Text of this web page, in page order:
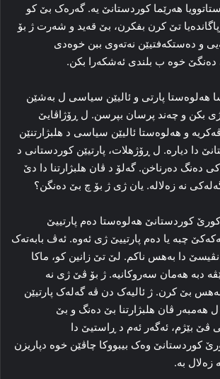
ستاتوویا هه‌رێما کوردستانێ یه‌. گه‌ره‌ک بێ کو
تێ کرن بفکرن، بێ قه‌ید و شه‌رت ژ بۆ
و ده‌ستکه‌فتیێن نه‌ته‌وی ببن خوه‌دی
خوه‌ ب بلندی ئه‌شکه‌را بکن.
هه‌لوه‌ستا پارتی و ئالیێن سیاسی ل به‌شێن
بکن و چه‌ند پرسان بپرسن. ل ڕۆژاڤایێ
و هه‌لوه‌ستا ئالیێن سیاسی د هلبژارتنێن
دا دیارە. ل ڕۆژهلات، پارتیێن کوردستانی د
ده‌نگ ده‌رناخن. گه‌لۆ د ڤان هلبژارتنا دا دێ
نه‌ زه‌لاله‌. یان ژی ژ بۆ چ بێ ده‌نگن؟
کوردستانێ هه‌لوه‌ستا ده‌م پارتییێ
چبه‌ یا ده‌م پارتییێ ژی ئه‌وه‌. ئه‌ڤ بابه‌ته‌ک
دا به‌هس ناکم. لێ تێ زانین کو، ماکا
دبه‌ هه‌مان سه‌روکانیه‌. ژ بۆ ڤێ ژی نه‌
بێ کرن. ژ ئالیه‌ک دن ڤه‌ گه‌له‌ک پارتیێن
هەمبه‌ر ڤان هلبژارتنا بێ ده‌نگ و بێ
بێژم، ئه‌گه‌ر ئه‌م د ڕاستیێ دا
کوردستانێ وه‌ک بیبووکا چاڤێن خوه‌ دپاریزن
به‌.